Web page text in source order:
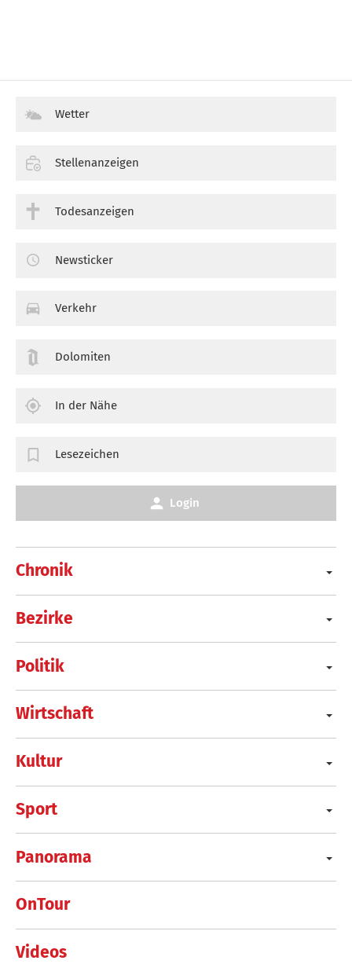
Chronik
Bezirke
Politik
Wirtschaft
Kultur
Sport
Panorama
OnTour
Videos
Wetter
Stellenanzeigen
Todesanzeigen
Newsticker
Verkehr
Dolomiten
In der Nähe
Lesezeichen
Login